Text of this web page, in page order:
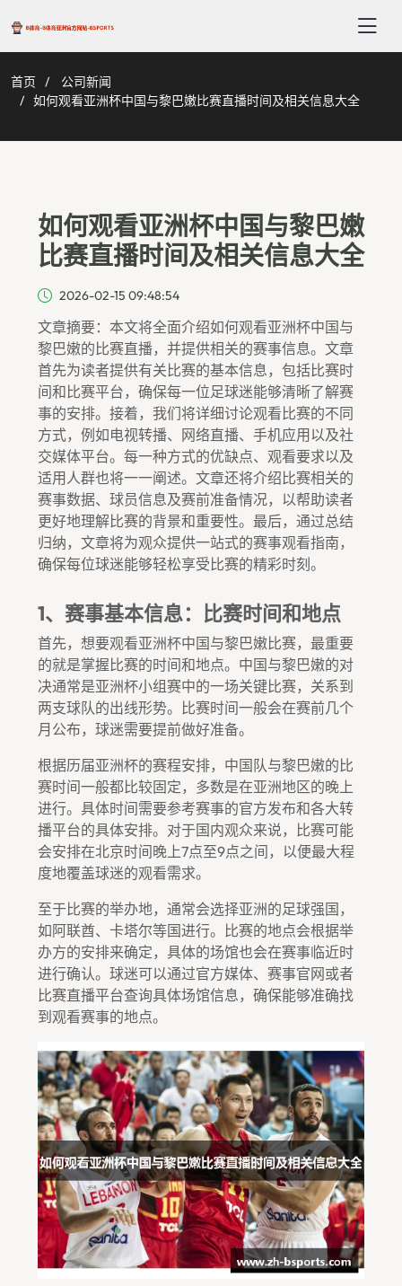
首页
公司新闻
如何观看亚洲杯中国与黎巴嫩比赛直播时间及相关信息大全
如何观看亚洲杯中国与黎巴嫩
比赛直播时间及相关信息大全
2026-02-15 09:48:54
文章摘要：本文将全面介绍如何观看亚洲杯中国与
黎巴嫩的比赛直播，并提供相关的赛事信息。文章
首先为读者提供有关比赛的基本信息，包括比赛时
间和比赛平台，确保每一位足球迷能够清晰了解赛
事的安排。接着，我们将详细讨论观看比赛的不同
方式，例如电视转播、网络直播、手机应用以及社
交媒体平台。每一种方式的优缺点、观看要求以及
适用人群也将一一阐述。文章还将介绍比赛相关的
赛事数据、球员信息及赛前准备情况，以帮助读者
更好地理解比赛的背景和重要性。最后，通过总结
归纳，文章将为观众提供一站式的赛事观看指南，
确保每位球迷能够轻松享受比赛的精彩时刻。
1、赛事基本信息：比赛时间和地点
首先，想要观看亚洲杯中国与黎巴嫩比赛，最重要
的就是掌握比赛的时间和地点。中国与黎巴嫩的对
决通常是亚洲杯小组赛中的一场关键比赛，关系到
两支球队的出线形势。比赛时间一般会在赛前几个
月公布，球迷需要提前做好准备。
根据历届亚洲杯的赛程安排，中国队与黎巴嫩的比
赛时间一般都比较固定，多数是在亚洲地区的晚上
进行。具体时间需要参考赛事的官方发布和各大转
播平台的具体安排。对于国内观众来说，比赛可能
会安排在北京时间晚上7点至9点之间，以便最大程
度地覆盖球迷的观看需求。
至于比赛的举办地，通常会选择亚洲的足球强国，
如阿联酋、卡塔尔等国进行。比赛的地点会根据举
办方的安排来确定，具体的场馆也会在赛事临近时
进行确认。球迷可以通过官方媒体、赛事官网或者
比赛直播平台查询具体场馆信息，确保能够准确找
到观看赛事的地点。